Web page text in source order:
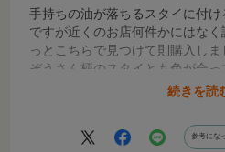
手持ちの油が落ちるスタイに付
ですが近くのお店何件かにはな
っとこちらで見つけて則購入しま
ぞうさん柄のスタイとも色が合
全体がプラスチックのエプロン
続きを読
参考にな